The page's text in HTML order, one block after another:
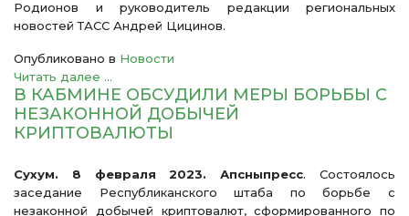
Родионов и руководитель редакции региональных
новостей ТАСС Андрей Цицинов.
Опубликовано в Новости
Читать далее ...
В КАБМИНЕ ОБСУДИЛИ МЕРЫ БОРЬБЫ С
НЕЗАКОННОЙ ДОБЫЧЕЙ
КРИПТОВАЛЮТЫ
Сухум. 8 февраля 2023. Апсныпресс. Состоялось
заседание Республиканского штаба по борьбе с
незаконной добычей криптовалют, сформированного по